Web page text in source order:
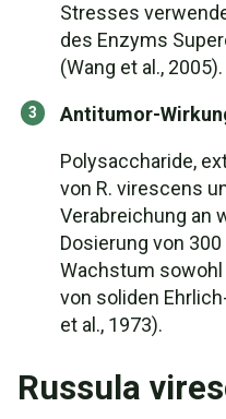
Stresses
des Enzyms
(Wang et al., 2005).
Antitumor-
Polysaccharide,
von R. virescens
Verabreichung an
Dosierung von
Wachstum sowohl
von soliden
et al., 1973).
Russula